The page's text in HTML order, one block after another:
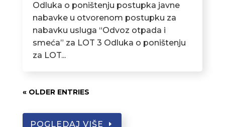
Odluka o poništenju postupka javne
nabavke u otvorenom postupku za
nabavku usluga “Odvoz otpada i
smeća” za LOT 3 Odluka o poništenju
za LOT...
« OLDER ENTRIES
POGLEDAJ VIŠE